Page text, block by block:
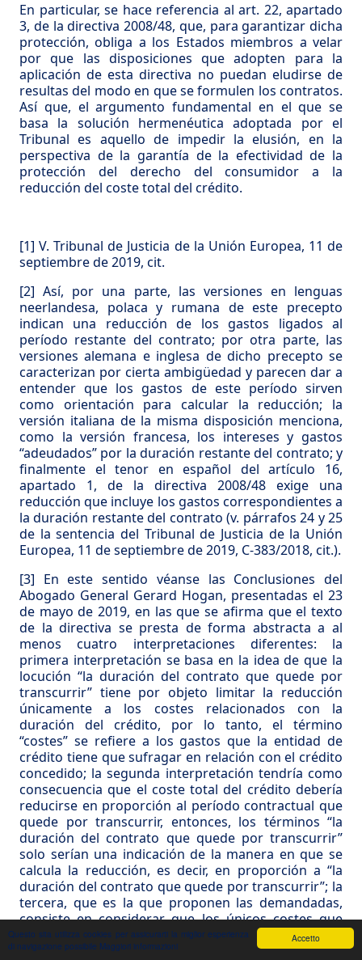
Accetto
Questo sita utilizza cookies per assicurarti la miglior esperienza
di navigazione possibile Maggiori informazioni
En particular, se hace referencia al art. 22, apartado
3, de la directiva 2008/48, que, para garantizar dicha
protección, obliga a los Estados miembros a velar
por que las disposiciones que adopten para la
aplicación de esta directiva no puedan eludirse de
resultas del modo en que se formulen los contratos.
Así que, el argumento fundamental en el que se
basa la solución hermenéutica adoptada por el
Tribunal es aquello de impedir la elusión, en la
perspectiva de la garantía de la efectividad de la
protección del derecho del consumidor a la
reducción del coste total del crédito.
[1] V. Tribunal de Justicia de la Unión Europea, 11 de
septiembre de 2019, cit.
[2] Así, por una parte, las versiones en lenguas
neerlandesa, polaca y rumana de este precepto
indican una reducción de los gastos ligados al
período restante del contrato; por otra parte, las
versiones alemana e inglesa de dicho precepto se
caracterizan por cierta ambigüedad y parecen dar a
entender que los gastos de este período sirven
como orientación para calcular la reducción; la
versión italiana de la misma disposición menciona,
como la versión francesa, los intereses y gastos
“adeudados” por la duración restante del contrato; y
finalmente el tenor en español del artículo 16,
apartado 1, de la directiva 2008/48 exige una
reducción que incluye los gastos correspondientes a
la duración restante del contrato (v. párrafos 24 y 25
de la sentencia del Tribunal de Justicia de la Unión
Europea, 11 de septiembre de 2019, C-383/2018, cit.).
[3] En este sentido véanse las Conclusiones del
Abogado General Gerard Hogan, presentadas el 23
de mayo de 2019, en las que se afirma que el texto
de la directiva se presta de forma abstracta a al
menos cuatro interpretaciones diferentes: la
primera interpretación se basa en la idea de que la
locución “la duración del contrato que quede por
transcurrir” tiene por objeto limitar la reducción
únicamente a los costes relacionados con la
duración del crédito, por lo tanto, el término
“costes” se refiere a los gastos que la entidad de
crédito tiene que sufragar en relación con el crédito
concedido; la segunda interpretación tendría como
consecuencia que el coste total del crédito debería
reducirse en proporción al período contractual que
quede por transcurrir, entonces, los términos “la
duración del contrato que quede por transcurrir”
solo serían una indicación de la manera en que se
calcula la reducción, es decir, en proporción a “la
duración del contrato que quede por transcurrir”; la
tercera, que es la que proponen las demandadas,
consiste en considerar que los únicos costes que
pueden deducirse del coste total del crédito son
aquellos que figuran formalmente en el contrato de